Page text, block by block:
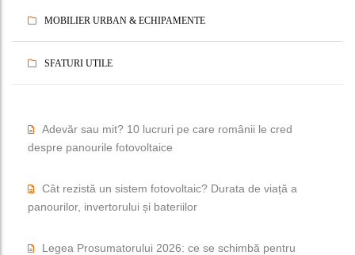
MOBILIER URBAN & ECHIPAMENTE
SFATURI UTILE
Adevăr sau mit? 10 lucruri pe care românii le cred
despre panourile fotovoltaice
Cât rezistă un sistem fotovoltaic? Durata de viață a
panourilor, invertorului și bateriilor
Legea Prosumatorului 2026: ce se schimbă pentru